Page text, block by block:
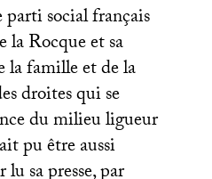
social français
la Rocque et sa
la famille et de la
droites qui se
du milieu ligueur
pu être aussi